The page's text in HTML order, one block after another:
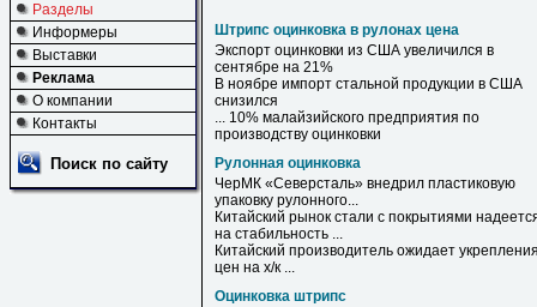
Разделы
Информеры
Выставки
Реклама
О компании
Контакты
Поиск по сайту
Штрипс оцинковка в рулонах цена
Экспорт оцинковки из США увеличился в
сентябре на 21%
В ноябре импорт стальной продукции в США
снизился
... 10% малайзийского предприятия по
производству оцинковки
Рулонная оцинковка
ЧерМК «Северсталь» внедрил пластиковую
упаковку рулонного...
Китайский рынок стали с покрытиями
на стабильность ...
Китайский производитель ожидает
цен на х/к ...
Оцинковка штрипс